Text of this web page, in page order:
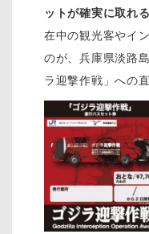
ットが確実に取れ
在中の観光客やイ
のが、兵庫県淡路
ラ迎撃作戦」への